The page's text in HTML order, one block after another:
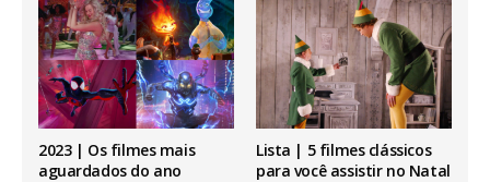
2023 | Os filmes mais
aguardados do ano
Lista | 5 filmes clássicos
para você assistir no Natal